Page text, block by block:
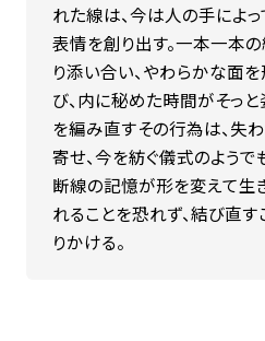
れた線は、今は人の手によ
表情を創り出す。一本一本
り添い合い、やわらかな面を
び、内に秘めた時間がそっ
を編み直すその行為は、失
寄せ、今を紡ぐ儀式のようで
断線の記憶が形を変えて生き
れることを恐れず、結び直
りかける。